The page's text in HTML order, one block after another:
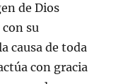
de Dios
su
causa de toda
con gracia